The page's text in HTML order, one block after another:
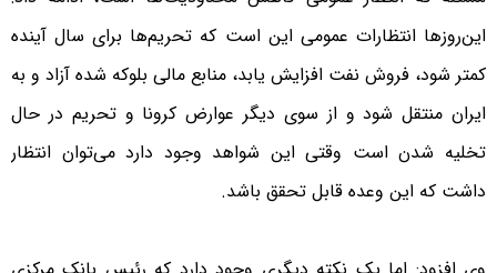
این‌روزها انتظارات عمومی این است که تحریم‌ها برای سال آینده
کمتر شود، فروش نفت افزایش یابد، منابع مالی بلوکه شده آزاد و به
ایران منتقل شود و از سوی دیگر عوارض کرونا و تحریم در حال
تخلیه شدن است وقتی این شواهد وجود دارد می‌توان انتظار
داشت که این وعده قابل تحقق باشد.